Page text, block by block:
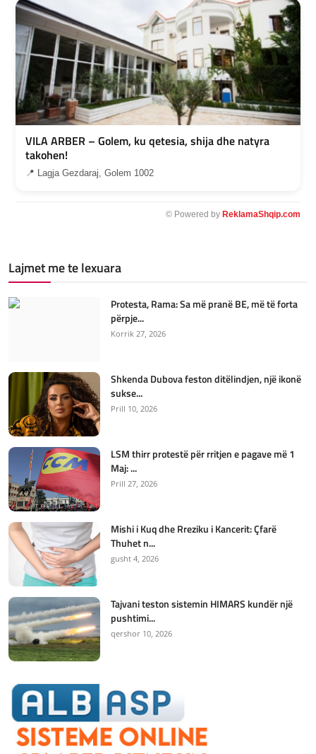
VILA ARBER – Golem, ku qetesia, shija dhe natyra
takohen!
📍 Lagja Gezdaraj, Golem 1002
© Powered by ReklamaShqip.com
Lajmet me te lexuara
Protesta, Rama: Sa më pranë BE, më të forta
përpje...
Korrik 27, 2026
Shkenda Dubova feston ditëlindjen, një ikonë
sukse...
Prill 10, 2026
LSM thirr protestë për rritjen e pagave më 1
Maj: ...
Prill 27, 2026
Mishi i Kuq dhe Rreziku i Kancerit: Çfarë
Thuhet n...
gusht 4, 2026
Tajvani teston sistemin HIMARS kundër një
pushtimi...
qershor 10, 2026